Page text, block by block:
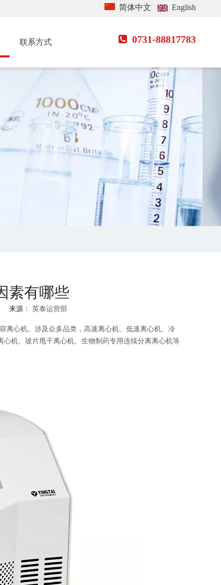
简体中文 English
联系方式 0731-88817783
素有哪些
来源： 英泰运营部
离心机。涉及众多品类， 高速离心机、低速离心机、冷
机、玻片甩干离心机、生物制药专用连续分离离心机等